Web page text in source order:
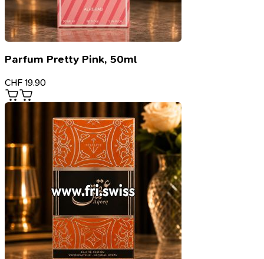
Parfum Pretty Pink, 50ml
CHF 19.90